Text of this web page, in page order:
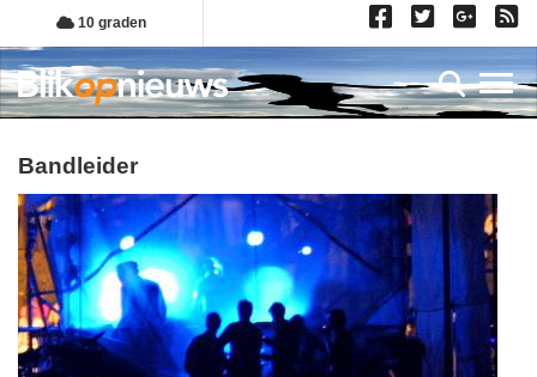
Overslaan
en
naar
de
gaan
10 graden
bandleider